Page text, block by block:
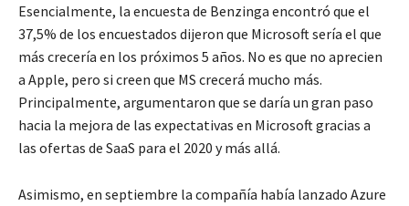
Esencialmente, la encuesta de Benzinga encontró que el
37,5% de los encuestados dijeron que Microsoft sería el que
más crecería en los próximos 5 años. No es que no aprecien
a Apple, pero si creen que MS crecerá mucho más.
Principalmente, argumentaron que se daría un gran paso
hacia la mejora de las expectativas en Microsoft gracias a
las ofertas de SaaS para el 2020 y más allá.
Asimismo, en septiembre la compañía había lanzado Azure